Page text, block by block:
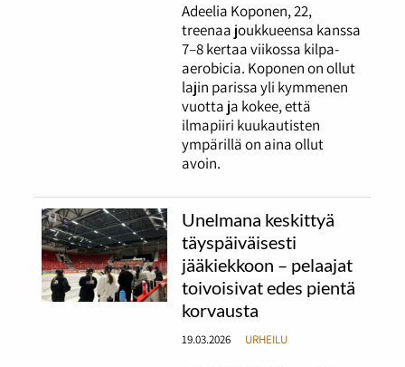
Adeelia Koponen, 22,
treenaa joukkueensa kanssa
7–8 kertaa viikossa kilpa-
aerobicia. Koponen on ollut
lajin parissa yli kymmenen
vuotta ja kokee, että
ilmapiiri kuukautisten
ympärillä on aina ollut
avoin.
Unelmana keskittyä
täyspäiväisesti
jääkiekkoon – pelaajat
toivoisivat edes pientä
korvausta
19.03.2026 URHEILU